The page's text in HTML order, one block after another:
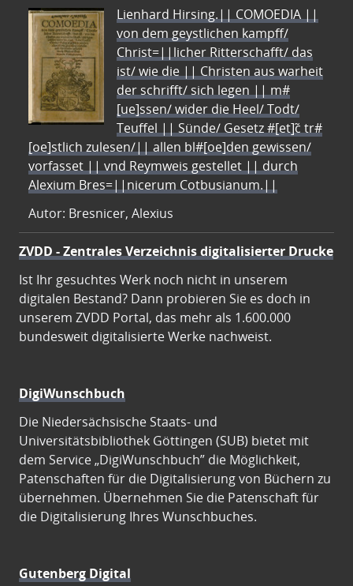
Lienhard Hirsing.|| COMOEDIA ||
von dem geystlichen kampff/
Christ=||licher Ritterschafft/ das
ist/ wie die || Christen aus warheit
der schrifft/ sich legen || m#
[ue]ssen/ wider die Heel/ Todt/
Teuffel || Sünde/ Gesetz #[et]c̃ tr#
[oe]stlich zulesen/|| allen bl#[oe]den gewissen/
vorfasset || vnd Reymweis gestellet || durch
Alexium Bres=||nicerum Cotbusianum.||
Autor: Bresnicer, Alexius
ZVDD - Zentrales Verzeichnis digitalisierter Drucke
Ist Ihr gesuchtes Werk noch nicht in unserem
digitalen Bestand? Dann probieren Sie es doch in
unserem ZVDD Portal, das mehr als 1.600.000
bundesweit digitalisierte Werke nachweist.
DigiWunschbuch
Die Niedersächsische Staats- und
Universitätsbibliothek Göttingen (SUB) bietet mit
dem Service „DigiWunschbuch” die Möglichkeit,
Patenschaften für die Digitalisierung von Büchern zu
übernehmen. Übernehmen Sie die Patenschaft für
die Digitalisierung Ihres Wunschbuches.
Gutenberg Digital